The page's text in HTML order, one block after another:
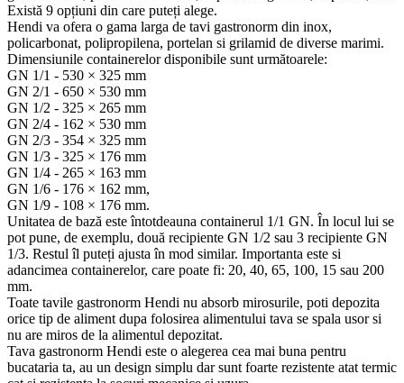
Există 9 opțiuni din care puteți alege.
Hendi va ofera o gama larga de tavi gastronorm din inox,
policarbonat, polipropilena, portelan si grilamid de diverse marimi.
Dimensiunile containerelor disponibile sunt următoarele:
GN 1/1 - 530 × 325 mm
GN 2/1 - 650 × 530 mm
GN 1/2 - 325 × 265 mm
GN 2/4 - 162 × 530 mm
GN 2/3 - 354 × 325 mm
GN 1/3 - 325 × 176 mm
GN 1/4 - 265 × 163 mm
GN 1/6 - 176 × 162 mm,
GN 1/9 - 108 × 176 mm.
Unitatea de bază este întotdeauna containerul 1/1 GN. În locul lui se
pot pune, de exemplu, două recipiente GN 1/2 sau 3 recipiente GN
1/3. Restul îl puteți ajusta în mod similar. Importanta este si
adancimea containerelor, care poate fi: 20, 40, 65, 100, 15 sau 200
mm.
Toate tavile gastronorm Hendi nu absorb mirosurile, poti depozita
orice tip de aliment dupa folosirea alimentului tava se spala usor si
nu are miros de la alimentul depozitat.
Tava gastronorm Hendi este o alegerea cea mai buna pentru
bucataria ta, au un design simplu dar sunt foarte rezistente atat termic